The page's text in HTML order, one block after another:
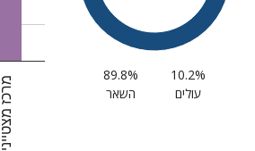
10.2%
עולים
89.8%
השאר
מרכז מצטיינים